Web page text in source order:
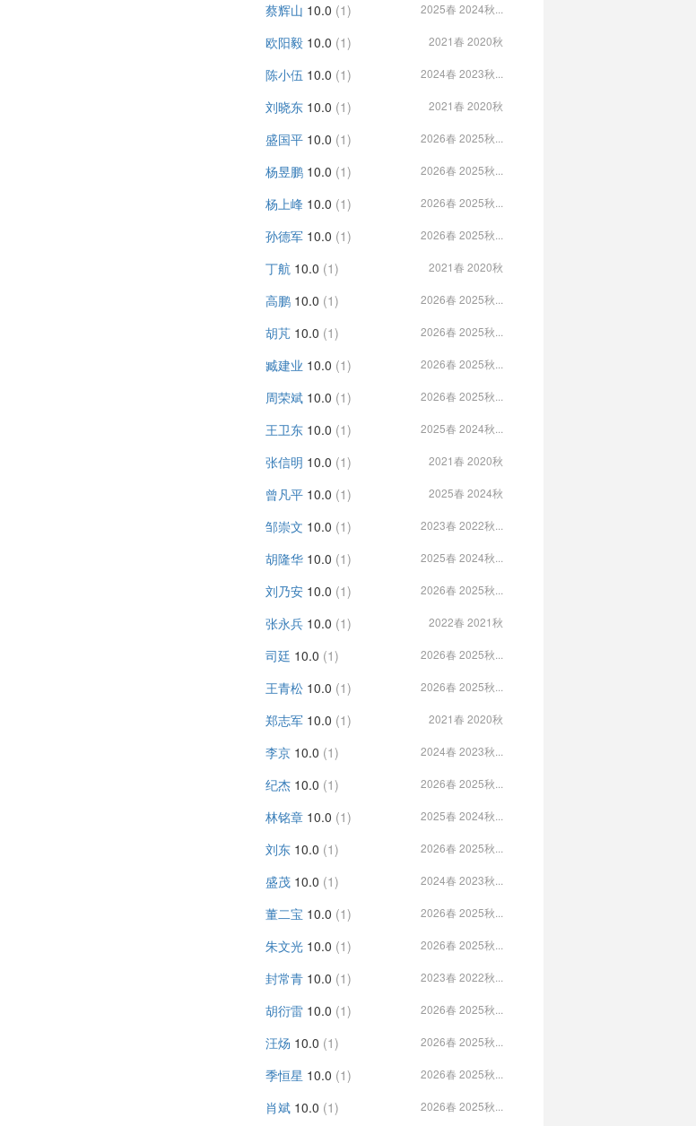
蔡辉山 10.0 (1) 2025春 2024秋...
欧阳毅 10.0 (1) 2021春 2020秋
陈小伍 10.0 (1) 2024春 2023秋...
刘晓东 10.0 (1) 2021春 2020秋
盛国平 10.0 (1) 2026春 2025秋...
杨昱鹏 10.0 (1) 2026春 2025秋...
杨上峰 10.0 (1) 2026春 2025秋...
孙德军 10.0 (1) 2026春 2025秋...
丁航 10.0 (1) 2021春 2020秋
高鹏 10.0 (1) 2026春 2025秋...
胡芃 10.0 (1) 2026春 2025秋...
臧建业 10.0 (1) 2026春 2025秋...
周荣斌 10.0 (1) 2026春 2025秋...
王卫东 10.0 (1) 2025春 2024秋...
张信明 10.0 (1) 2021春 2020秋
曾凡平 10.0 (1) 2025春 2024秋
邹崇文 10.0 (1) 2023春 2022秋...
胡隆华 10.0 (1) 2025春 2024秋...
刘乃安 10.0 (1) 2026春 2025秋...
张永兵 10.0 (1) 2022春 2021秋
司廷 10.0 (1) 2026春 2025秋...
王青松 10.0 (1) 2026春 2025秋...
郑志军 10.0 (1) 2021春 2020秋
李京 10.0 (1) 2024春 2023秋...
纪杰 10.0 (1) 2026春 2025秋...
林铭章 10.0 (1) 2025春 2024秋...
刘东 10.0 (1) 2026春 2025秋...
盛茂 10.0 (1) 2024春 2023秋...
董二宝 10.0 (1) 2026春 2025秋...
朱文光 10.0 (1) 2026春 2025秋...
封常青 10.0 (1) 2023春 2022秋...
胡衍雷 10.0 (1) 2026春 2025秋...
汪炀 10.0 (1) 2026春 2025秋...
季恒星 10.0 (1) 2026春 2025秋...
肖斌 10.0 (1) 2026春 2025秋...